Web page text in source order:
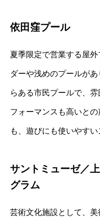
依田窪プール
夏季限定で営業する屋
ダーや浅めのプールが
らある市民プールで、
フォーマンスも高いと
も、遊びにも使いやすい
サントミューゼ／
グラム
芸術文化施設として、